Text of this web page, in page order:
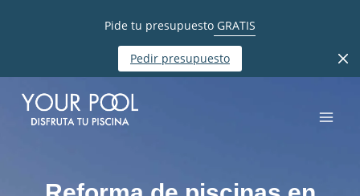
Pide tu presupuesto GRATIS
Pedir presupuesto